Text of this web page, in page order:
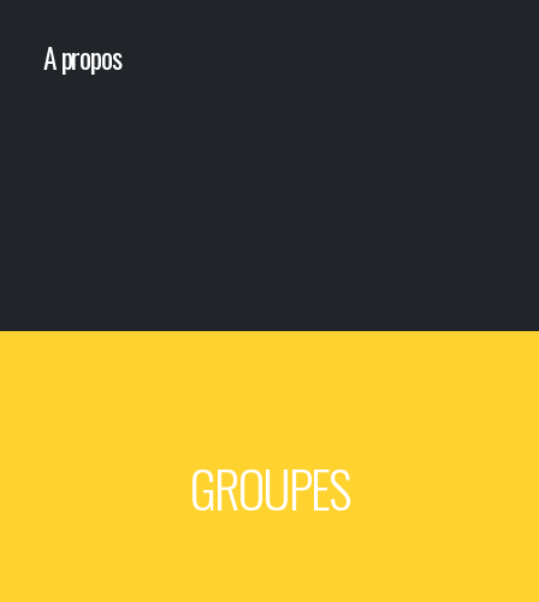
A propos
GROUPES